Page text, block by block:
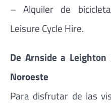
– Alquiler de
Leisure Cycle Hire.
De Arnside a
Noroeste
Para disfrutar de las